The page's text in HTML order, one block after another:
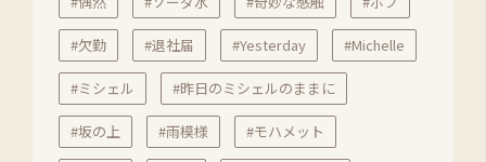
#欠勤 #退社届 #Yesterday #Michelle
#ミシェル #昨日のミシェルのままに
#坂の上 #雨模様 #モハメット